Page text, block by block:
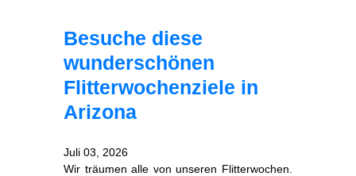
Besuche diese
wunderschönen
Flitterwochenziele in
Arizona
Juli 03, 2026
Wir träumen alle von unseren Flitterwochen.